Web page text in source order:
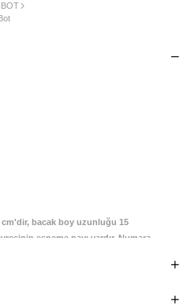
BOT
bacak boy uzunluğu 15
esneme payı vardır. Numara
için bir büyük numara